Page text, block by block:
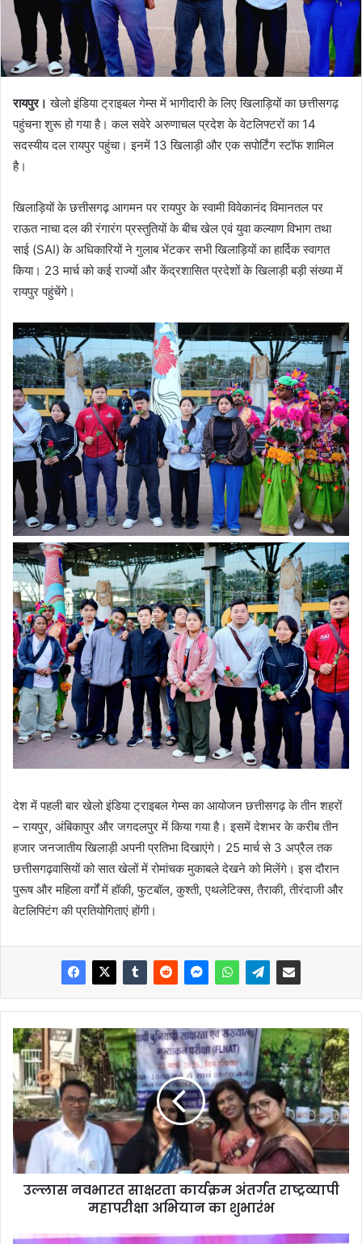
रायपुर। खेलो इंडिया ट्राइबल गेम्स में भागीदारी के लिए खिलाड़ियों का छत्तीसगढ़
पहुंचना शुरू हो गया है। कल सवेरे अरुणाचल प्रदेश के वेटलिफ्टरों का 14
सदस्यीय दल रायपुर पहुंचा। इनमें 13 खिलाड़ी और एक सपोर्टिंग स्टॉफ शामिल
है।
खिलाड़ियों के छत्तीसगढ़ आगमन पर रायपुर के स्वामी विवेकानंद विमानतल पर
राऊत नाचा दल की रंगारंग प्रस्तुतियों के बीच खेल एवं युवा कल्याण विभाग तथा
साई (SAI) के अधिकारियों ने गुलाब भेंटकर सभी खिलाड़ियों का हार्दिक स्वागत
किया। 23 मार्च को कई राज्यों और केंद्रशासित प्रदेशों के खिलाड़ी बड़ी संख्या में
रायपुर पहुंचेंगे।
देश में पहली बार खेलो इंडिया ट्राइबल गेम्स का आयोजन छत्तीसगढ़ के तीन शहरों
– रायपुर, अंबिकापुर और जगदलपुर में किया गया है। इसमें देशभर के करीब तीन
हजार जनजातीय खिलाड़ी अपनी प्रतिभा दिखाएंगे। 25 मार्च से 3 अप्रैल तक
छत्तीसगढ़वासियों को सात खेलों में रोमांचक मुकाबले देखने को मिलेंगे। इस दौरान
पुरूष और महिला वर्गों में हॉकी, फुटबॉल, कुश्ती, एथलेटिक्स, तैराकी, तीरंदाजी और
वेटलिफ्टिंग की प्रतियोगिताएं होंगी।
उल्लास नवभारत साक्षरता कार्यक्रम अंतर्गत राष्ट्रव्यापी
महापरीक्षा अभियान का शुभारंभ